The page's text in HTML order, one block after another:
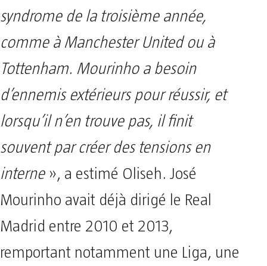
syndrome de la troisième année,
comme à Manchester United ou à
Tottenham. Mourinho a besoin
d’ennemis extérieurs pour réussir, et
lorsqu’il n’en trouve pas, il finit
souvent par créer des tensions en
interne », a estimé Oliseh. José
Mourinho avait déjà dirigé le Real
Madrid entre 2010 et 2013,
remportant notamment une Liga, une